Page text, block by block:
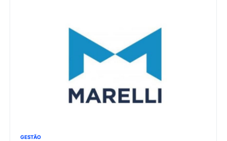
GESTÃO